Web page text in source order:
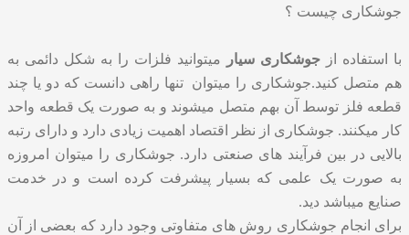
جوشکاری چیست ؟
با استفاده از جوشکاری سیار
میتوانید فلزات را به شکل دائمی به
هم متصل کنید.جوشکاری را میتوان تنها راهی دانست که دو یا چند
قطعه فلز توسط آن بهم متصل میشوند و به صورت یک قطعه واحد
کار میکنند. جوشکاری از نظر اقتصاد اهمیت زیادی دارد و دارای رتبه
بالایی در بین فرآیند های صنعتی دارد. جوشکاری را میتوان امروزه
به صورت یک علمی که بسیار پیشرفت کرده است و در خدمت
صنایع میباشد دید.
برای انجام جوشکاری روش های متفاوتی وجود دارد که بعضی از آن